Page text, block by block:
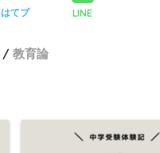
はてブ LINE
教育論